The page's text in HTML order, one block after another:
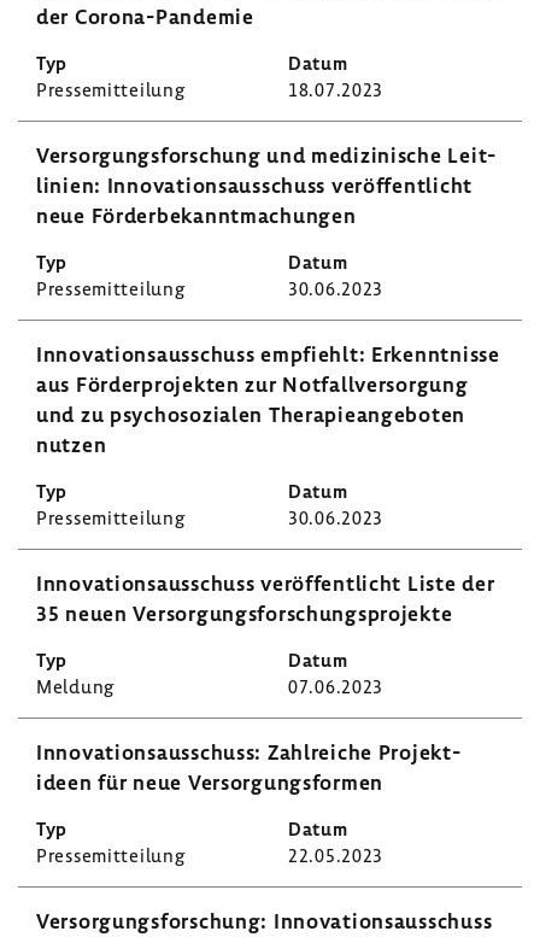
der Corona-​Pandemie
Pres­se­mit­tei­lung 18.07.2023
Versor­gungs­for­schung und medi­zi­ni­sche Leit­
li­nien: Inno­va­ti­ons­aus­schuss veröf­fent­licht
neue Förder­be­kannt­ma­chungen
Pres­se­mit­tei­lung 30.06.2023
Inno­va­ti­ons­aus­schuss empfiehlt: Erkennt­nisse
aus Förder­pro­jekten zur Notfall­ver­sor­gung
und zu psycho­so­zialen Thera­pie­an­ge­boten
nutzen
Pres­se­mit­tei­lung 30.06.2023
Inno­va­ti­ons­aus­schuss veröf­fent­licht Liste der
35 neuen Versor­gungs­for­schungs­pro­jekte
Meldung 07.06.2023
Inno­va­ti­ons­aus­schuss: Zahl­reiche Projekt­
ideen für neue Versor­gungs­formen
Pres­se­mit­tei­lung 22.05.2023
Versor­gungs­for­schung: Inno­va­ti­ons­aus­schuss